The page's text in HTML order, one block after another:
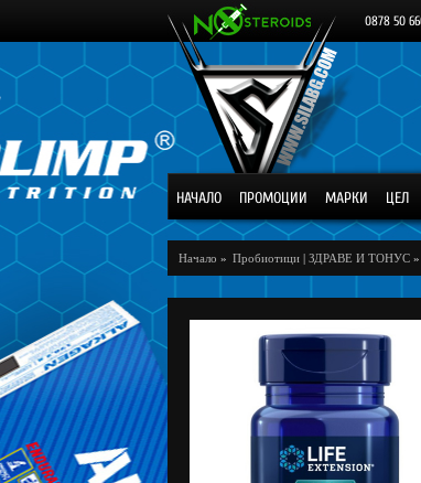
0878 50
НАЧАЛО ПРОМОЦИИ МАРКИ ЦЕЛ
Начало » Пробиотици | ЗДРАВЕ И ТОНУС »